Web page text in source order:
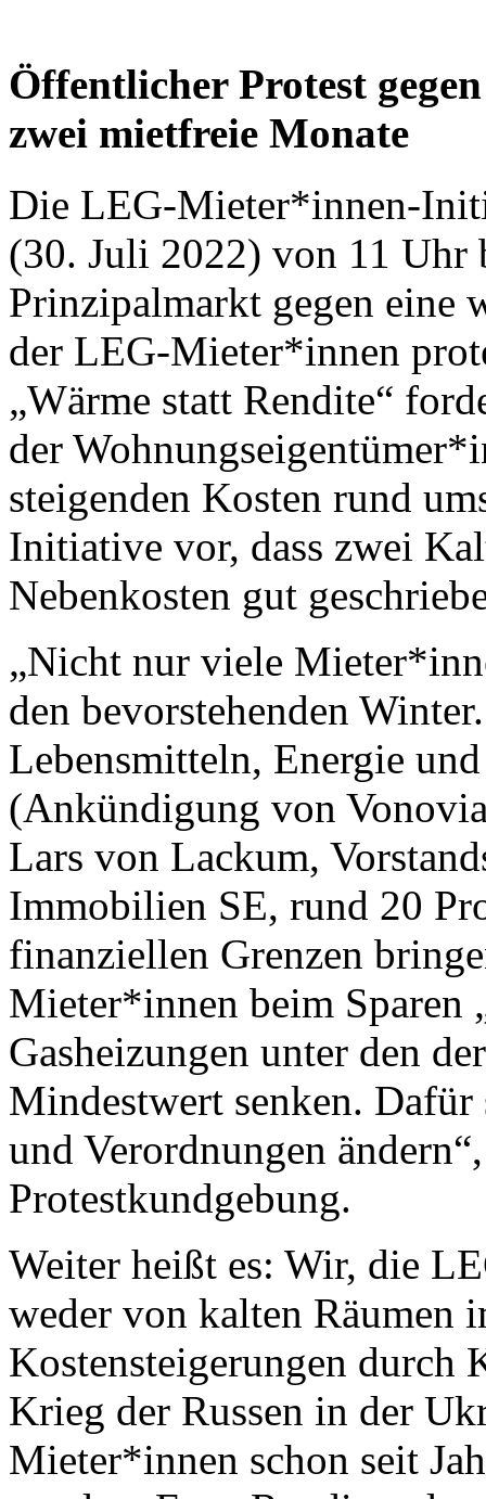
Öffentlicher Protest
zwei mietfreie Monate
Die LEG-Mieter*innen-
(30. Juli 2022) von 11 Uhr
Prinzipalmarkt gegen eine
der LEG-Mieter*innen
„Wärme statt Rendite“
der
steigenden Kosten rund
Initiative vor, dass zwei
Nebenkosten gut
„Nicht nur viele
den bevorstehenden
Lebensmitteln, Energie
(Ankündigung von
Lars von Lackum,
Immobilien SE, rund 20
finanziellen Grenzen
Mieter*innen beim
Gasheizungen unter den
Mindestwert senken.
und Verordnungen
Protestkundgebung.
Weiter heißt es: Wir, die
weder von kalten Räumen
Kostensteigerungen durch
Krieg der Russen in der
Mieter*innen schon seit